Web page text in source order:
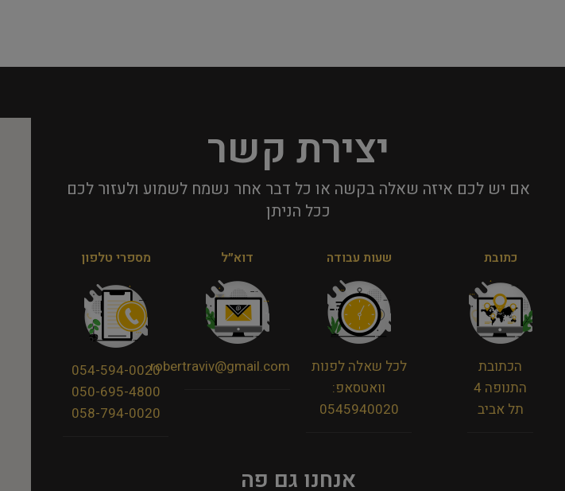
יצירת קשר
אם יש לכם איזה שאלה בקשה או כל דבר אחר נשמח לשמוע ולעזור לכם
ככל הניתן​
כתובת
הכתובת
התנופה 4
תל אביב
שעות עבודה
לכל שאלה לפנות
וואטסאפ:
0545940020
דוא״ל
robertraviv@gmail.com
מספרי טלפון
054-594-0020
050-695-4800
058-794-0020
אנחנו גם פה